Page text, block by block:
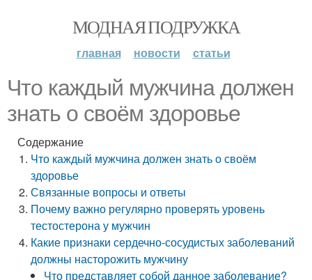
МОДНАЯ ПОДРУЖКА
главная новости статьи
Что каждый мужчина должен
знать о своём здоровье
Содержание
Что каждый мужчина должен знать о своём
здоровье
Связанные вопросы и ответы
Почему важно регулярно проверять уровень
тестостерона у мужчин
Какие признаки сердечно-сосудистых заболеваний
должны насторожить мужчину
Что представляет собой данное заболевание?